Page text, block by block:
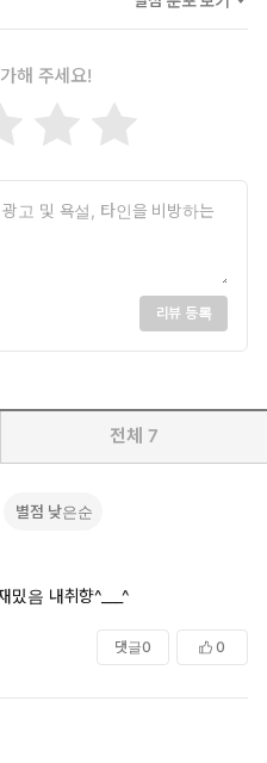
해 주세요!
리뷰 등록
전체 7
별점 낮은순
밌음 내취향^___^
댓글0 0